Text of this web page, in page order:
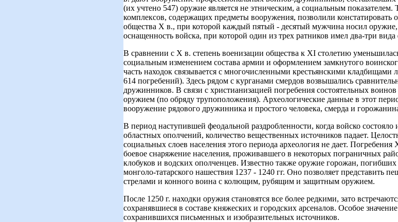
(их учтено 547) оружие является не этническим, а социальным
комплексов, содержащих предметы вооружения, позволили констатировать
общества X в., при которой каждый пятый - десятый мужчина носил
оснащенность войска, при которой один из трех ратников имел два-три
В сравнении с X в. степень военизации общества к XI столетию
социальным изменением состава армии и оформлением замкнутого
часть находок связывается с многочисленными крестьянскими кладбищами
614 погребений). Здесь рядом с курганами смердов возвышались
дружинников. В связи с христианизацией погребения состоятельных
оружием (по обряду трупоположения). Археологические данные в этот
вооружение рядового дружинника и простого человека, смерда и
В период наступившей феодальной раздробленности, когда войско состояло
областных ополчений, количество вещественных источников падает.
социальных слоев населения этого периода археология не дает.
боевое снаряжение населения, проживавшего в некоторых пограничных
клобуков и водских ополченцев. Известно также оружие горожан,
монголо-татарского нашествия 1237 - 1240 гг. Оно позволяет представить
стрелами и конного воина с колющим, рубящим и защитным оружием.
После 1250 г. находки оружия становятся все более редкими, зато
сохранявшиеся в составе княжеских и городских арсеналов. Особое
сохранившихся письменных и изобразительных источников.